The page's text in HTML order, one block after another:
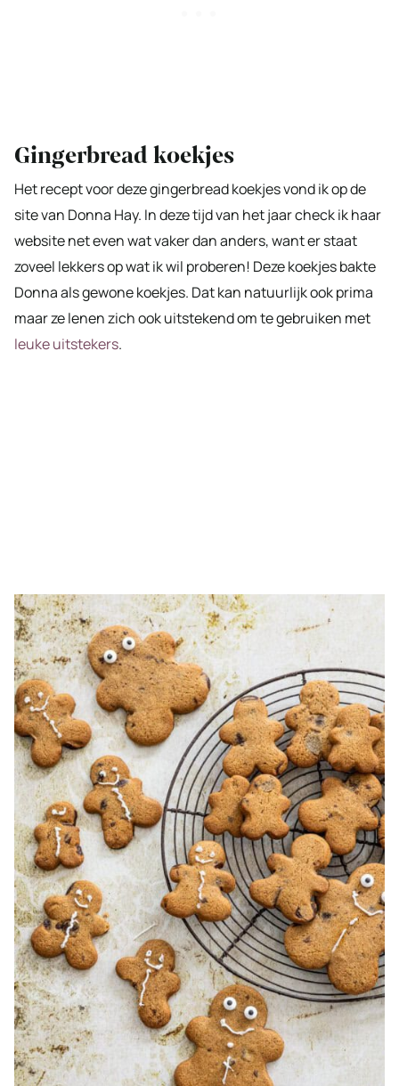
Gingerbread koekjes
Het recept voor deze gingerbread koekjes vond ik op de
site van Donna Hay. In deze tijd van het jaar check ik haar
website net even wat vaker dan anders, want er staat
zoveel lekkers op wat ik wil proberen! Deze koekjes bakte
Donna als gewone koekjes. Dat kan natuurlijk ook prima
maar ze lenen zich ook uitstekend om te gebruiken met
leuke uitstekers.